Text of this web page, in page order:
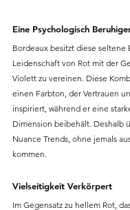
Eine Psychologisch
Bordeaux besitzt diese seltene
Leidenschaft von Rot mit der
Violett zu vereinen. Diese
einen Farbton, der Vertrauen
inspiriert, während er eine
Dimension beibehält. Deshalb
Nuance Trends, ohne jemals
kommen.
Vielseitigkeit Verkörpert
Im Gegensatz zu hellem Rot,